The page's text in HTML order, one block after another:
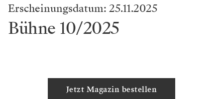
Erscheinungsdatum: 25.11.2025
Bühne 10/2025
Jetzt Magazin bestellen